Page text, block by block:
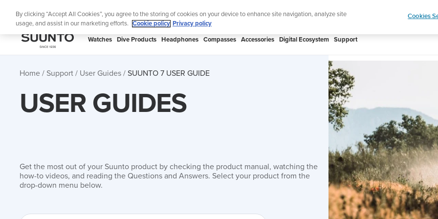
Lightweight sports watch designed for runners Shop
SUUNTO
Watches Dive Products Headphones Compasses Accessories Digital Ecosystem Support
Home Support User Guides SUUNTO 7 USER GUIDE
USER GUIDES
Get the most out of your Suunto product by checking the product manual, watching the
how-to videos, and reading the Questions and Answers. Select your product from the
drop-down menu below.
By clicking “Accept All Cookies”, you agree to the storing of cookies on your device to enhance site navigation, analyze site
usage, and assist in our marketing efforts.
Cookie policy Privacy policy
Cookies